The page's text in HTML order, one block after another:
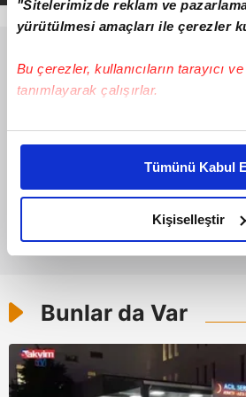
"Sitelerimizde reklam ve
yürütülmesi amaçları ile çerezler
Bu çerezler, kullanıcıların tarayıcı ve
tanımlayarak çalışırlar.
Bu çerezlere izin vermeniz halinde
daha iyi reklam deneyimi
amacımızın size daha iyi bir
olduğunu ve sizlere en iyi içerikleri
elimizden gelen çabayı
reklamların maliyetlerimizi
Her halükârda, kullanıcılar, bu
takdirde, kullanıcılara hedefli
gösterilmeyecektir."
Tümünü Kabul
Kişiselleştir
Bunlar da Var